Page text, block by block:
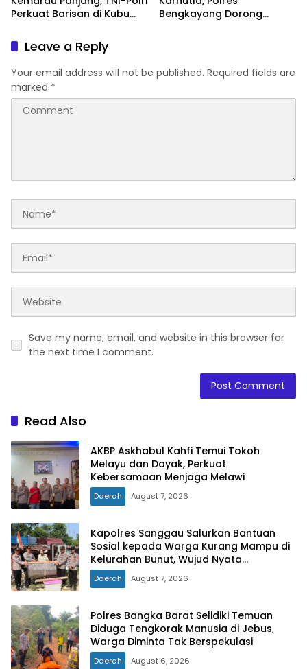
Perkuat Barisan di Kubu
Bengkayang Dorong
Leave a Reply
Your email address will not be published. Required fields are
marked *
Save my name, email, and website in this browser for
the next time I comment.
Read Also
AKBP Askhabul Kahfi Temui Tokoh
Melayu dan Dayak, Perkuat
Kebersamaan Menjaga Melawi
Daerah August 7, 2026
Kapolres Sanggau Salurkan Bantuan
Sosial kepada Warga Kurang Mampu di
Kelurahan Bunut, Wujud Nyata
Kepedulian Polri Hadir untuk Masyarakat
Daerah August 7, 2026
Polres Bangka Barat Selidiki Temuan
Diduga Tengkorak Manusia di Jebus,
Warga Diminta Tak Berspekulasi
Daerah August 6, 2026